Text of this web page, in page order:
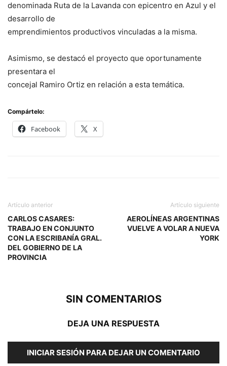
denominada Ruta de la Lavanda con epicentro en Azul y el
desarrollo de
emprendimientos productivos vinculadas a la misma.
Asimismo, se destacó el proyecto que oportunamente
presentara el
concejal Ramiro Ortiz en relación a esta temática.
Compártelo:
Facebook X
Artículo anterior
CARLOS CASARES:
TRABAJO EN CONJUNTO
CON LA ESCRIBANÍA GRAL.
DEL GOBIERNO DE LA
PROVINCIA
Artículo siguiente
AEROLÍNEAS ARGENTINAS
VUELVE A VOLAR A NUEVA
YORK
SIN COMENTARIOS
DEJA UNA RESPUESTA
INICIAR SESIÓN PARA DEJAR UN COMENTARIO